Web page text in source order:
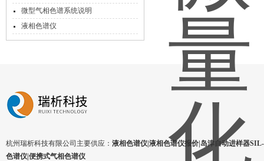
微型气相色谱系统说明
液相色谱仪
杭州瑞析科技有限公司主要供应： 液相色谱仪|液相色谱仪报价|岛津自动进样器
色谱仪|便携式气相色谱仪